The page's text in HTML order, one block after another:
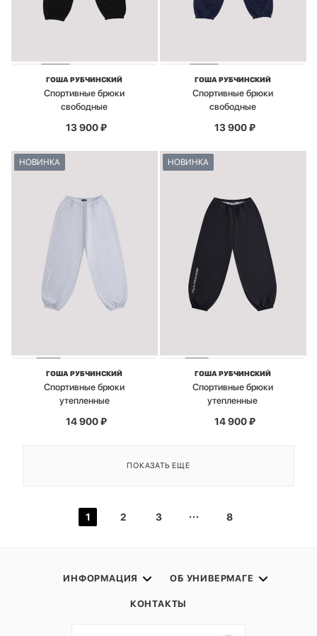
ГОША РУБЧИНСКИЙ
Спортивные брюки
свободные
13 900₽
ГОША РУБЧИНСКИЙ
Спортивные брюки
свободные
13 900₽
НОВИНКА
ГОША РУБЧИНСКИЙ
Спортивные брюки
утепленные
14 900₽
НОВИНКА
ГОША РУБЧИНСКИЙ
Спортивные брюки
утепленные
14 900₽
ПОКАЗАТЬ ЕЩЕ
1 2 3 8
ИНФОРМАЦИЯ ОБ УНИВЕРМАГЕ
КОНТАКТЫ